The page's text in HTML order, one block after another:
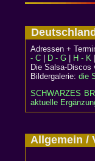
Adressen +
- C
D - G H - K
Die Salsa-Discos
Bildergalerie: die
SCHWARZES
aktuelle
Allgemein /